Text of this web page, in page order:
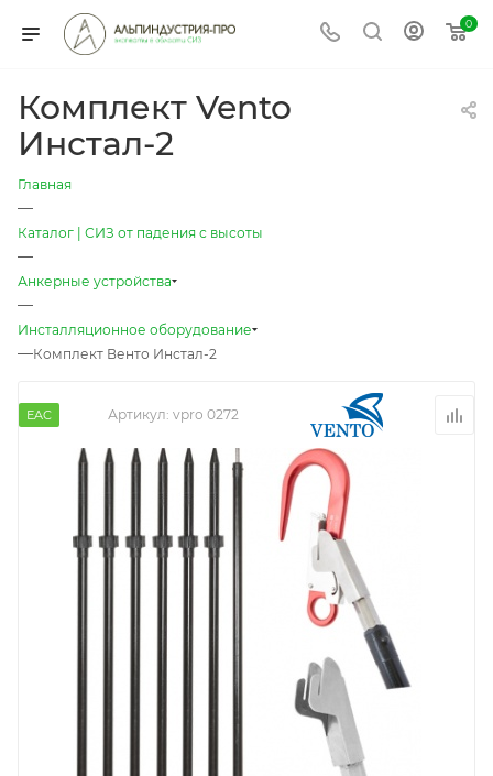
0
Комплект Vento
Инстал-2
Главная
—
Каталог | СИЗ от падения с высоты
—
Анкерные устройства
—
Инсталляционное оборудование
—Комплект Венто Инстал-2
EAC Артикул: vpro 0272